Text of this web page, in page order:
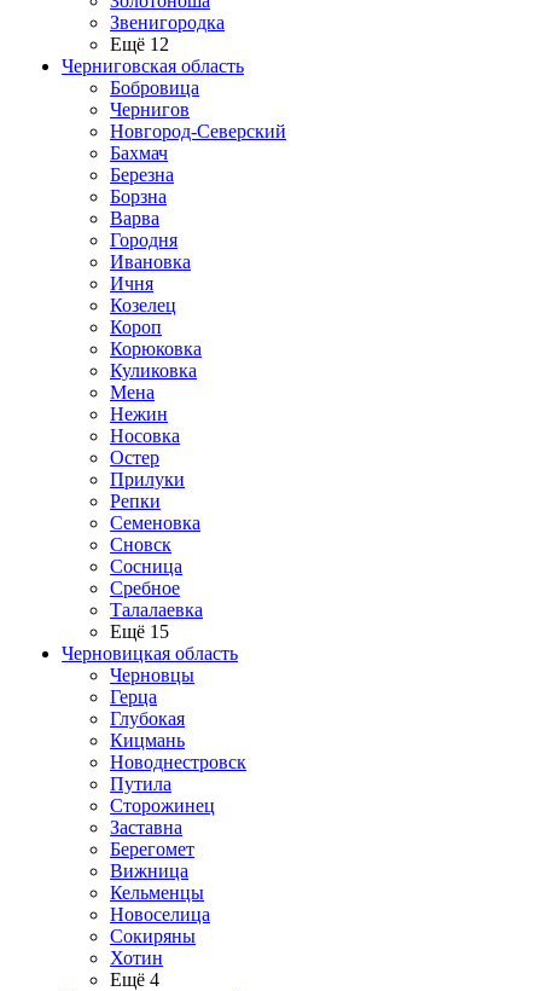
Звенигородка
Ещё 12
Черниговская область
Бобровица
Чернигов
Новгород-Северский
Бахмач
Березна
Борзна
Варва
Городня
Ивановка
Ичня
Козелец
Короп
Корюковка
Куликовка
Мена
Нежин
Носовка
Остер
Прилуки
Репки
Семеновка
Сновск
Сосница
Сребное
Талалаевка
Ещё 15
Черновицкая область
Черновцы
Герца
Глубокая
Кицмань
Новоднестровск
Путила
Сторожинец
Заставна
Берегомет
Вижница
Кельменцы
Новоселица
Сокиряны
Хотин
Ещё 4